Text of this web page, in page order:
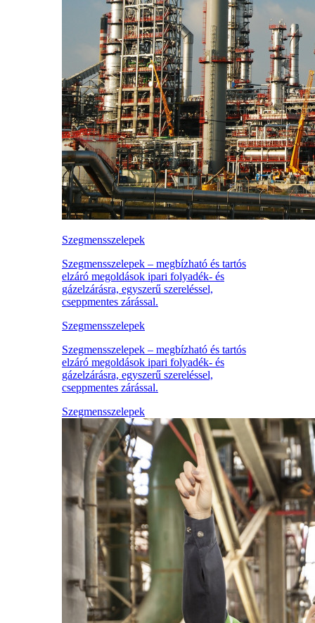
Szegmensszelepek
Szegmensszelepek – megbízható és tartós
elzáró megoldások ipari folyadék- és
gázelzárásra, egyszerű szereléssel,
cseppmentes zárással.
Szegmensszelepek
Szegmensszelepek – megbízható és tartós
elzáró megoldások ipari folyadék- és
gázelzárásra, egyszerű szereléssel,
cseppmentes zárással.
Szegmensszelepek